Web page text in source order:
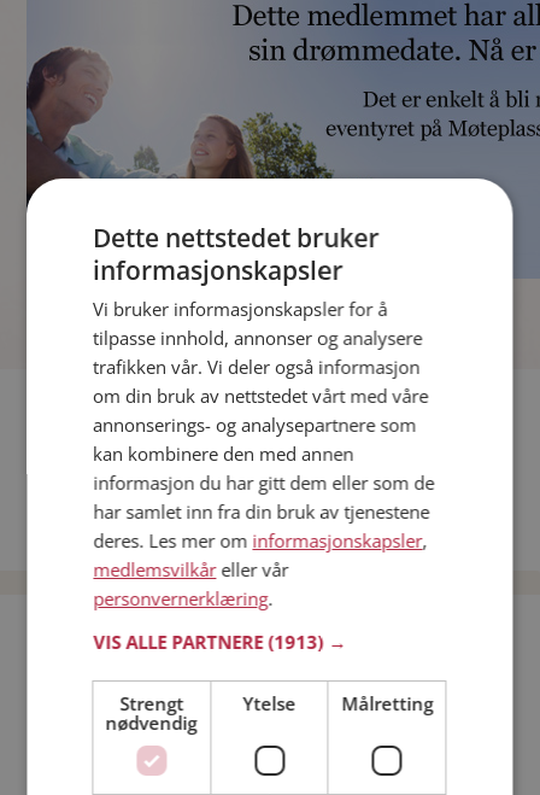
Fler single
Date menn i Norge
Date kvinner i Norge
Bli medlem gratis!
Jeg er en: Mann Kvinne
Min alder:
Dette nettstedet bruker
informasjonskapsler
Vi bruker informasjonskapsler for å
tilpasse innhold, annonser og analysere
trafikken vår. Vi deler også informasjon
om din bruk av nettstedet vårt med våre
annonserings- og analysepartnere som
kan kombinere den med annen
informasjon du har gitt dem eller som de
har samlet inn fra din bruk av tjenestene
deres. Les mer om informasjonskapsler,
medlemsvilkåreller vår
personvernerklæring.
VIS ALLE PARTNERE(1913) →
Strengt
nødvendig
Ytelse Målretting